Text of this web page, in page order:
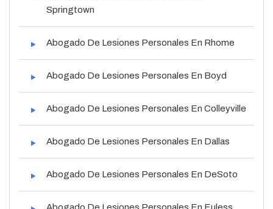
Springtown
Abogado De Lesiones Personales En Rhome
Abogado De Lesiones Personales En Boyd
Abogado De Lesiones Personales En Colleyville
Abogado De Lesiones Personales En Dallas
Abogado De Lesiones Personales En DeSoto
Abogado De Lesiones Personales En Euless